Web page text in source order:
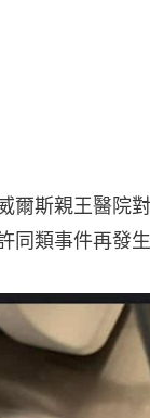
爾斯親王醫院
同類事件再發生